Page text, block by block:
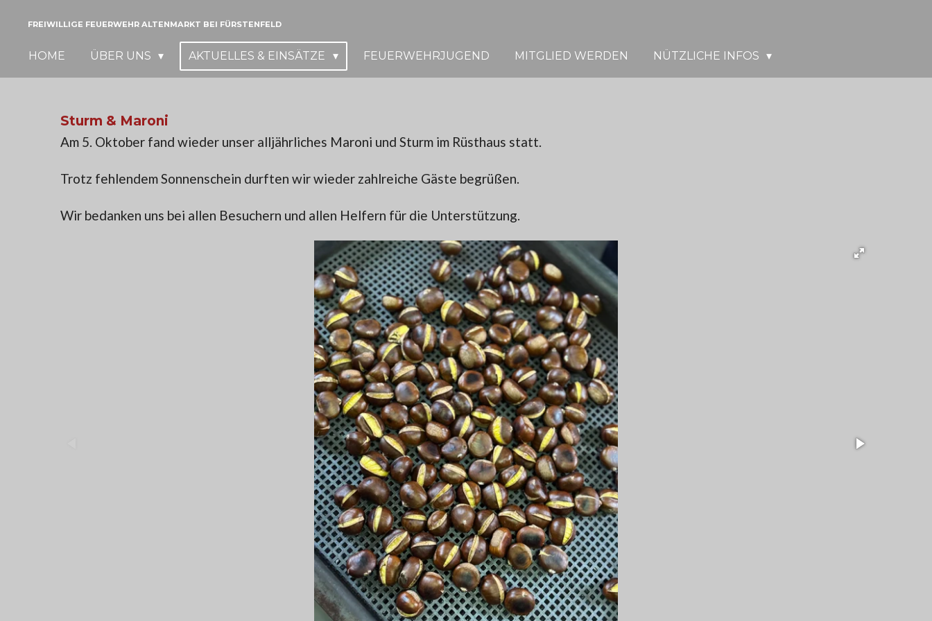
FREIWILLIGE FEUERWEHR ALTENMARKT BEI FÜRSTENFELD
HOME ÜBER UNS AKTUELLES & EINSÄTZE FEUERWEHRJUGEND MITGLIED WERDEN NÜTZLICHE INFOS
Sturm & Maroni
Am 5. Oktober fand wieder unser alljährliches Maroni und Sturm im Rüsthaus statt.
Trotz fehlendem Sonnenschein durften wir wieder zahlreiche Gäste begrüßen.
Wir bedanken uns bei allen Besuchern und allen Helfern für die Unterstützung.